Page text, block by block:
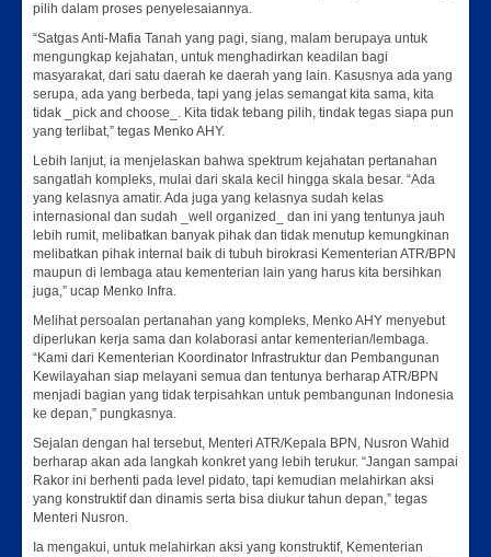
pilih dalam proses penyelesaiannya.
“Satgas Anti-Mafia Tanah yang pagi, siang, malam berupaya untuk
mengungkap kejahatan, untuk menghadirkan keadilan bagi
masyarakat, dari satu daerah ke daerah yang lain. Kasusnya ada yang
serupa, ada yang berbeda, tapi yang jelas semangat kita sama, kita
tidak _pick and choose_. Kita tidak tebang pilih, tindak tegas siapa pun
yang terlibat,” tegas Menko AHY.
Lebih lanjut, ia menjelaskan bahwa spektrum kejahatan pertanahan
sangatlah kompleks, mulai dari skala kecil hingga skala besar. “Ada
yang kelasnya amatir. Ada juga yang kelasnya sudah kelas
internasional dan sudah _well organized_ dan ini yang tentunya jauh
lebih rumit, melibatkan banyak pihak dan tidak menutup kemungkinan
melibatkan pihak internal baik di tubuh birokrasi Kementerian ATR/BPN
maupun di lembaga atau kementerian lain yang harus kita bersihkan
juga,” ucap Menko Infra.
Melihat persoalan pertanahan yang kompleks, Menko AHY menyebut
diperlukan kerja sama dan kolaborasi antar kementerian/lembaga.
“Kami dari Kementerian Koordinator Infrastruktur dan Pembangunan
Kewilayahan siap melayani semua dan tentunya berharap ATR/BPN
menjadi bagian yang tidak terpisahkan untuk pembangunan Indonesia
ke depan,” pungkasnya.
Sejalan dengan hal tersebut, Menteri ATR/Kepala BPN, Nusron Wahid
berharap akan ada langkah konkret yang lebih terukur. “Jangan sampai
Rakor ini berhenti pada level pidato, tapi kemudian melahirkan aksi
yang konstruktif dan dinamis serta bisa diukur tahun depan,” tegas
Menteri Nusron.
Ia mengakui, untuk melahirkan aksi yang konstruktif, Kementerian